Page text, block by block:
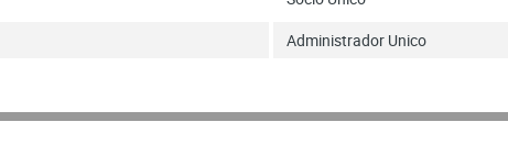
Administrador Unico